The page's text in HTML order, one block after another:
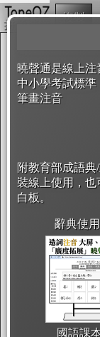
曉聲通是線上
中小學考試標
筆畫注音
附教育部成語
裝線上使用，也
白板。
辭典使
國語課
複製